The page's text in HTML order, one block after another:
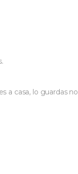
a casa, lo guardas no